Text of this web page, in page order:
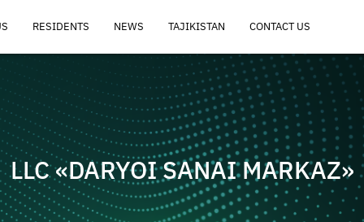
RESIDENTS NEWS TAJIKISTAN CONTACT US
LLC «DARYOI SANAI MARKAZ»